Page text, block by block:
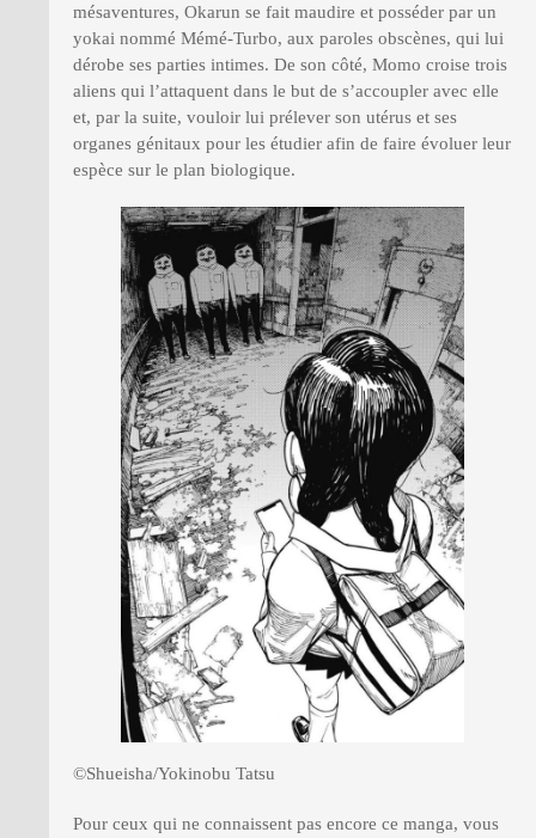
mésaventures, Okarun se fait maudire et posséder par un
yokai nommé Mémé-Turbo, aux paroles obscènes, qui lui
dérobe ses parties intimes. De son côté, Momo croise trois
aliens qui l’attaquent dans le but de s’accoupler avec elle
et, par la suite, vouloir lui prélever son utérus et ses
organes génitaux pour les étudier afin de faire évoluer leur
espèce sur le plan biologique.
©Shueisha/Yokinobu Tatsu
Pour ceux qui ne connaissent pas encore ce manga, vous